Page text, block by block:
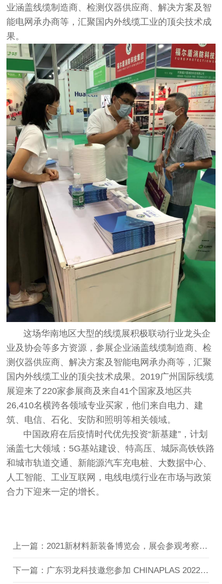
业涵盖线缆制造商、检测仪器供应商、解决方案及智
能电网承办商等，汇聚国内外线缆工业的顶尖技术成
果。
这场华南地区大型的线缆展积极联动行业龙头企
业及协会等多方资源，参展企业涵盖线缆制造商、检
测仪器供应商、解决方案及智能电网承办商等，汇聚
国内外线缆工业的顶尖技术成果。2019广州国际线缆
展迎来了220家参展商及来自41个国家及地区共
26,410名横跨各领域专业买家，他们来自电力、建
筑、电信、石化、安防和照明等相关领域。
中国政府在后疫情时代优先投资“新基建”，计划
涵盖七大领域：5G基站建设、特高压、城际高铁铁路
和城市轨道交通、新能源汽车充电桩、大数据中心、
人工智能、工业互联网，电线电缆行业在市场与政策
合力下迎来一定的增长。
上一篇：2021新材料新装备博览会，展会参观考察活动
下一篇：广东羽龙科技邀您参加 CHINAPLAS 2022 国际橡塑展-展位号: 5.2A61